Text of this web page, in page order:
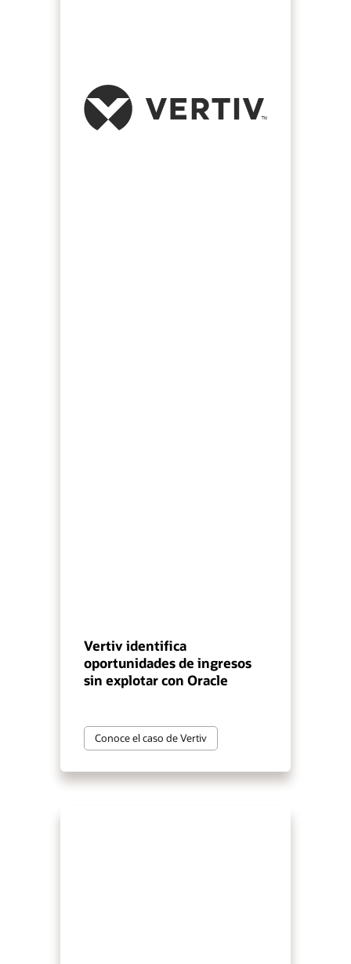
Vertiv identifica
oportunidades de ingresos
sin explotar con Oracle
Conoce el caso de Vertiv